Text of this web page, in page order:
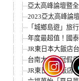
亞太高峰論壇暨
2023亞太高峰論
「城鄉島遊」旅
年度最超值！國
JR東日本大飯店
台南大員皇冠假
JR東日本大飯店